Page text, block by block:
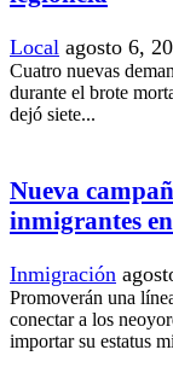
Local agosto 6,
Cuatro nuevas
durante el brote
dejó siete...
Nueva
inmigrantes
Inmigración
Promoverán una
conectar a los
importar su estatus